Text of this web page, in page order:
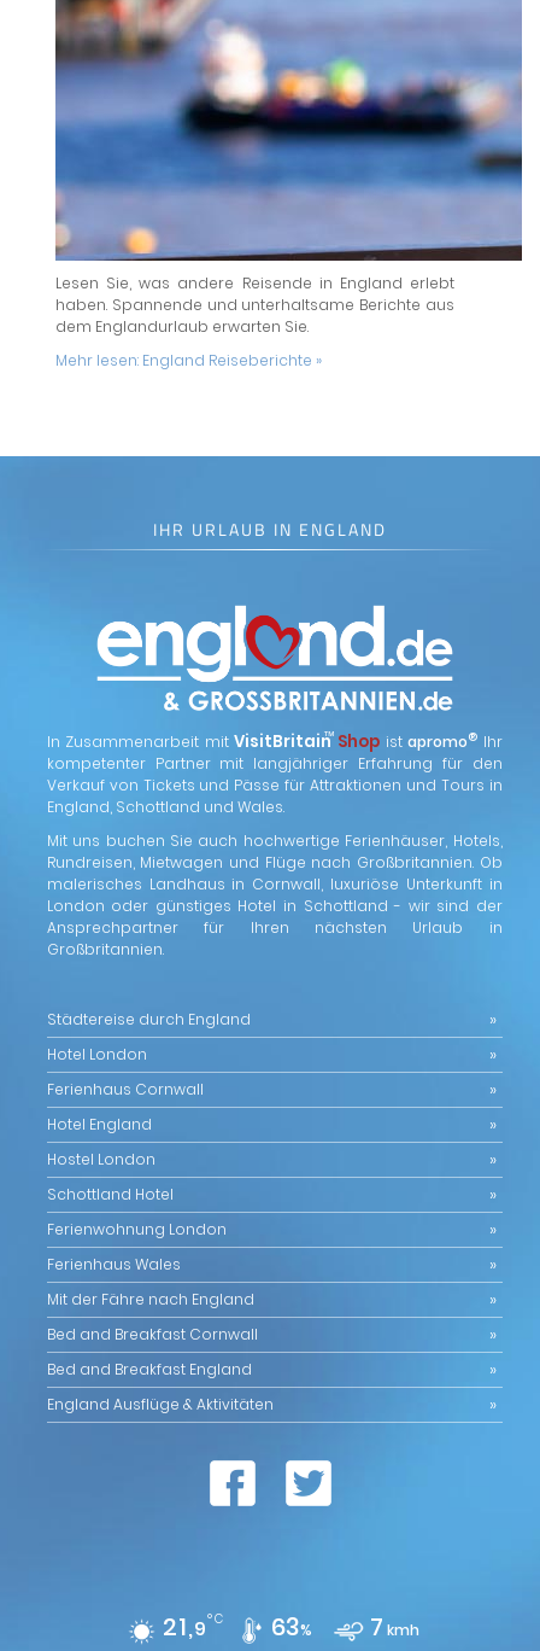
Lesen Sie, was andere Reisende in England erlebt
haben. Spannende und unterhaltsame Berichte aus
dem Englandurlaub erwarten Sie.
Mehr lesen: England Reiseberichte »
IHR URLAUB IN ENGLAND
In Zusammenarbeit mitVisitBritain
™ Shop istapromo® Ihr
kompetenter Partner mit langjähriger Erfahrung für den
Verkauf von Tickets und Pässe für Attraktionen und Tours in
England, Schottland und Wales.
Mit uns buchen Sie auch hochwertige Ferienhäuser, Hotels,
Rundreisen, Mietwagen und Flüge nach Großbritannien. Ob
malerisches Landhaus in Cornwall, luxuriöse Unterkunft in
London oder günstiges Hotel in Schottland - wir sind der
Ansprechpartner für Ihren nächsten Urlaub in
Großbritannien.
Städtereise durch England
Hotel London
Ferienhaus Cornwall
Hotel England
Hostel London
Schottland Hotel
Ferienwohnung London
Ferienhaus Wales
Mit der Fähre nach England
Bed and Breakfast Cornwall
Bed and Breakfast England
England Ausflüge & Aktivitäten
21,9°C 63% 7 kmh